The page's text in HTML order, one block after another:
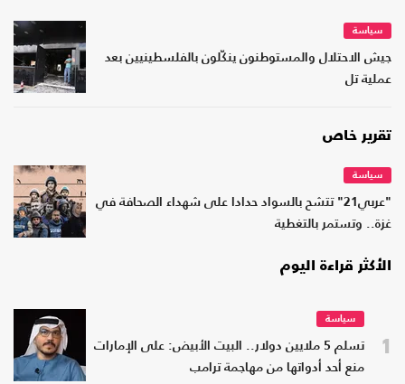
سياسة
جيش الاحتلال والمستوطنون ينكّلون بالفلسطينيين بعد
عملية تل
تقرير خاص
سياسة
"عربي21" تتشح بالسواد حدادا على شهداء الصحافة في
غزة.. وتستمر بالتغطية
الأكثر قراءة اليوم
1
سياسة
تسلم 5 ملايين دولار.. البيت الأبيض: على الإمارات
منع أحد أدواتها من مهاجمة ترامب